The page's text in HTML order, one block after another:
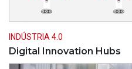
INDÚSTRIA 4.0
Digital Innovation Hubs